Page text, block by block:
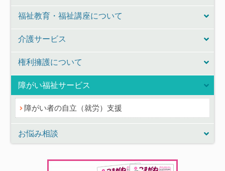
福祉教育・福祉講座について
介護サービス
権利擁護について
障がい福祉サービス
障がい者の自立（就労）支援
お悩み相談